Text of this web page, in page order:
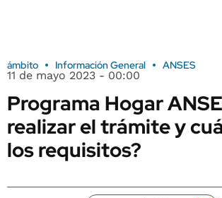
ámbito Información General ANSES
11 de mayo 2023 - 00:00
Programa Hogar
realizar el trámite y
los requisitos?